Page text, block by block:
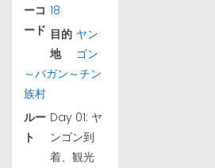
ーコ
ード
18
目的
地
ヤン
ゴン
～バガン～チン
族村
ルー
ト
Day 01: ヤ
ンゴン到
着、観光